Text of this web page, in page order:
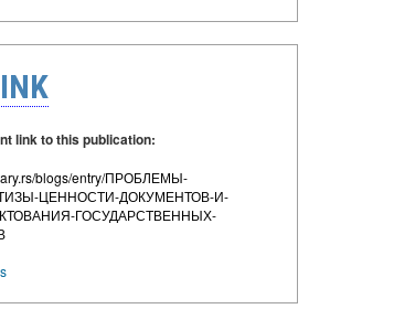
link to this publication:
blogs/entry/ПРОБЛЕМЫ-
ЦЕННОСТИ-ДОКУМЕНТОВ-И-
ГОСУДАРСТВЕННЫХ-